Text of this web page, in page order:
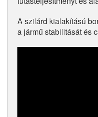
A szilárd kialakítású
a jármű stabilitását és